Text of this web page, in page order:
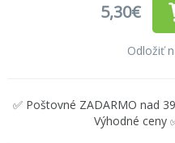
5,30€
Odložiť
✅ Poštovné ZADARMO nad
Výhodné ceny